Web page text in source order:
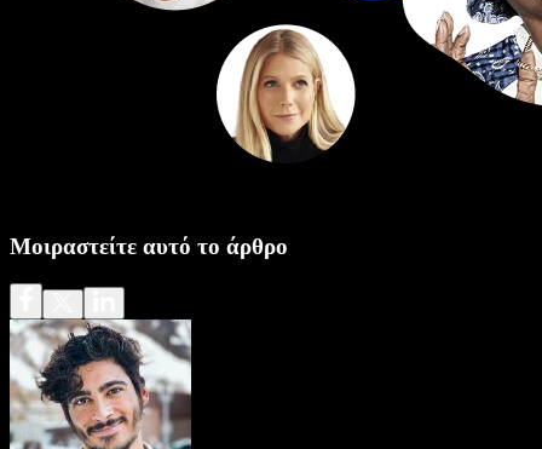
Μοιραστείτε αυτό το άρθρο